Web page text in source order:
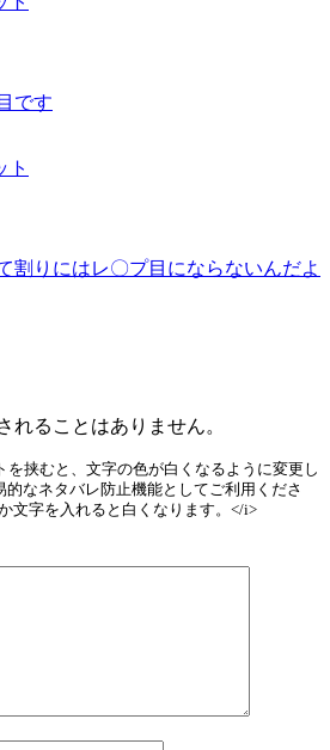
です
ト
割りにはレ〇プ目にならないんだよ
れることはありません。
を挟むと、文字の色が白くなるように変更し
的なネタバレ防止機能としてご利用くださ
文字を入れると白くなります。</i>